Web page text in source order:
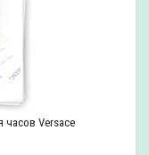
часов Versace